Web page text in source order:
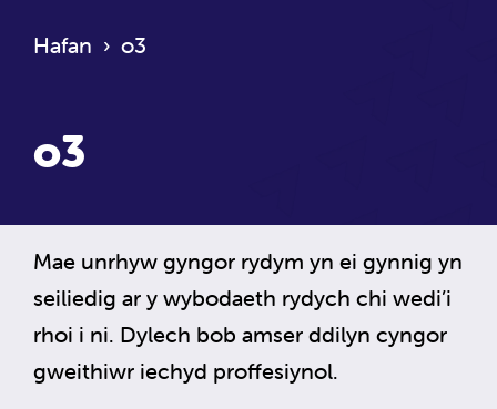
Hafan › o3
o3
Mae unrhyw gyngor rydym yn ei gynnig yn
seiliedig ar y wybodaeth rydych chi wedi’i
rhoi i ni. Dylech bob amser ddilyn cyngor
gweithiwr iechyd proffesiynol.